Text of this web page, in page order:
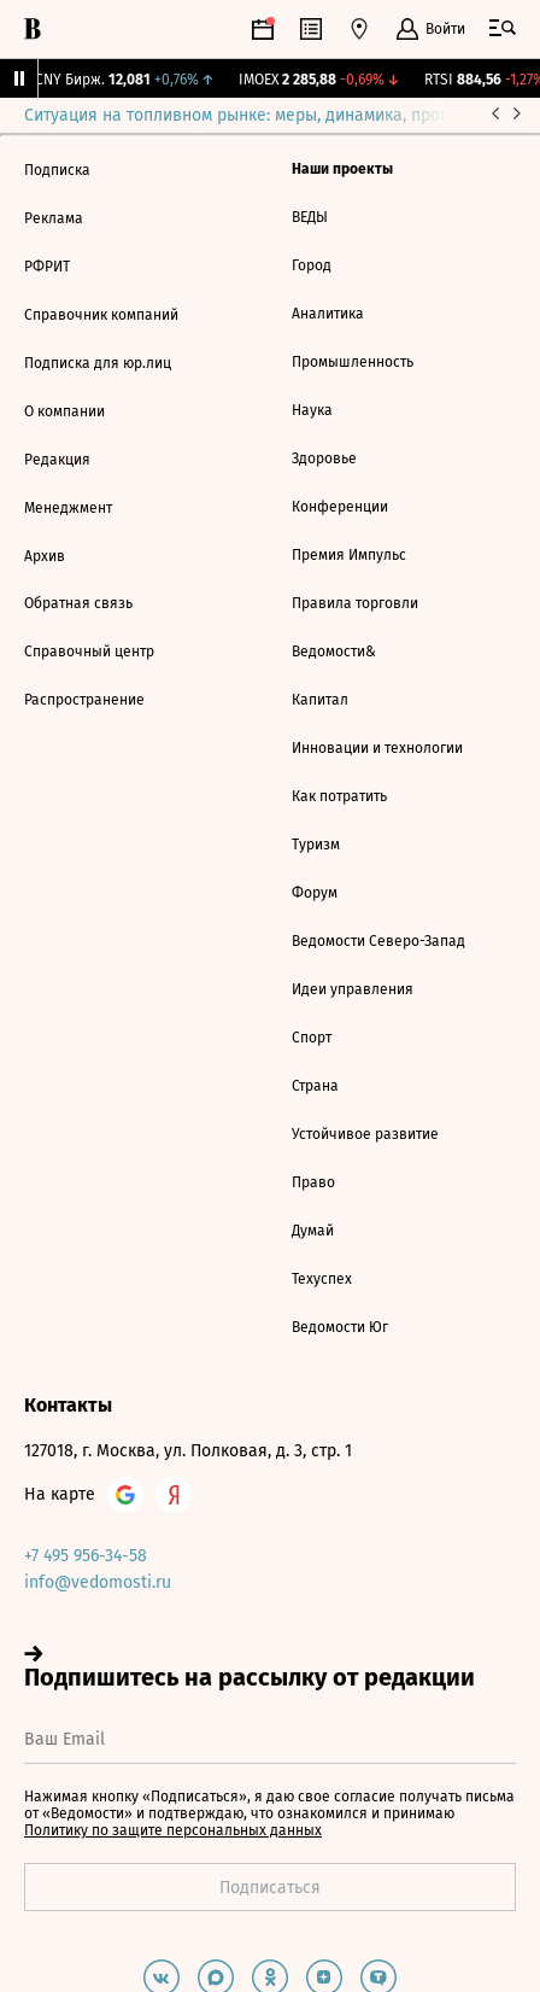
Войти
CNY Бирж. 12,081 +0,76%↑ IMOEX 2 285,88 -0,69%↓ RTSI 884,56 -1,27%
Ситуация на топливном рынке: меры, динамика, прогнозы
Подписка
Реклама
РФРИТ
Справочник компаний
Подписка для юр.лиц
О компании
Редакция
Менеджмент
Архив
Обратная связь
Справочный центр
Распространение
Наши проекты
ВЕДЫ
Город
Аналитика
Промышленность
Наука
Здоровье
Конференции
Премия Импульс
Правила торговли
Ведомости&
Капитал
Инновации и технологии
Как потратить
Туризм
Форум
Ведомости Северо-Запад
Идеи управления
Спорт
Страна
Устойчивое развитие
Право
Думай
Техуспех
Ведомости Юг
Контакты
127018, г. Москва, ул. Полковая, д. 3, стр. 1
На карте
+7 495 956-34-58
info@vedomosti.ru
Нажимая кнопку «Подписаться», я даю свое согласие получать письма
от «Ведомости» и подтверждаю, что ознакомился и принимаю
Политику по защите персональных данных